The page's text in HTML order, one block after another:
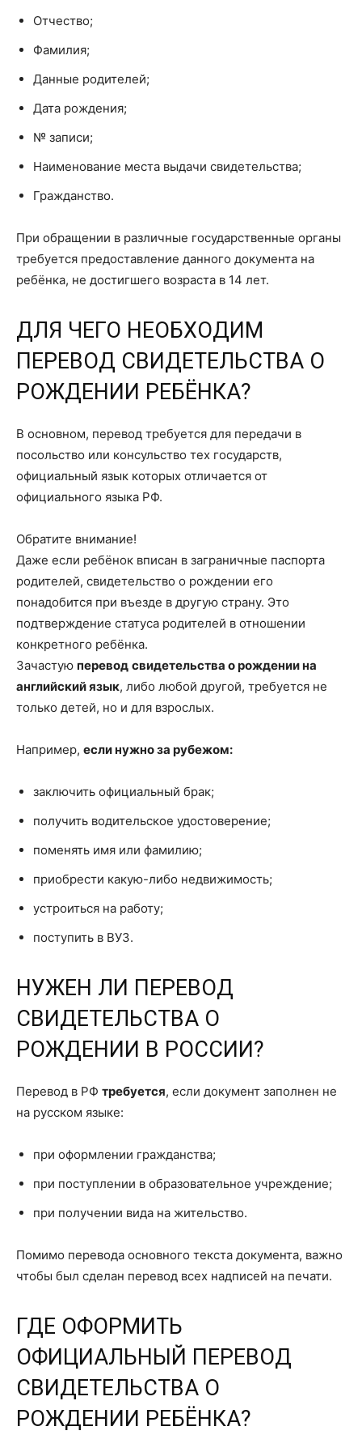
Отчество;
Фамилия;
Данные родителей;
Дата рождения;
№ записи;
Наименование места выдачи свидетельства;
Гражданство.
При обращении в различные государственные органы
требуется предоставление данного документа на
ребёнка, не достигшего возраста в 14 лет.
ДЛЯ ЧЕГО НЕОБХОДИМ
ПЕРЕВОД СВИДЕТЕЛЬСТВА О
РОЖДЕНИИ РЕБЁНКА?
В основном, перевод требуется для передачи в
посольство или консульство тех государств,
официальный язык которых отличается от
официального языка РФ.
Обратите внимание!
Даже если ребёнок вписан в заграничные паспорта
родителей, свидетельство о рождении его
понадобится при въезде в другую страну. Это
подтверждение статуса родителей в отношении
конкретного ребёнка.
Зачастую перевод свидетельства о рождении на
английский язык, либо любой другой, требуется не
только детей, но и для взрослых.
Например, если нужно за рубежом:
заключить официальный брак;
получить водительское удостоверение;
поменять имя или фамилию;
приобрести какую-либо недвижимость;
устроиться на работу;
поступить в ВУЗ.
НУЖЕН ЛИ ПЕРЕВОД
СВИДЕТЕЛЬСТВА О
РОЖДЕНИИ В РОССИИ?
Перевод в РФ требуется, если документ заполнен не
на русском языке:
при оформлении гражданства;
при поступлении в образовательное учреждение;
при получении вида на жительство.
Помимо перевода основного текста документа, важно
чтобы был сделан перевод всех надписей на печати.
ГДЕ ОФОРМИТЬ
ОФИЦИАЛЬНЫЙ ПЕРЕВОД
СВИДЕТЕЛЬСТВА О
РОЖДЕНИИ РЕБЁНКА?